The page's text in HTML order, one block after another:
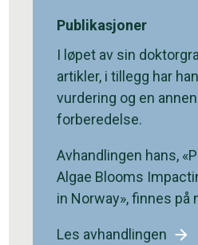
Publikasjoner
I løpet av sin
artikler, i tillegg har
vurdering og en
forberedelse.
Avhandlingen hans,
Algae Blooms
in Norway», finnes på
Les avhandlingen